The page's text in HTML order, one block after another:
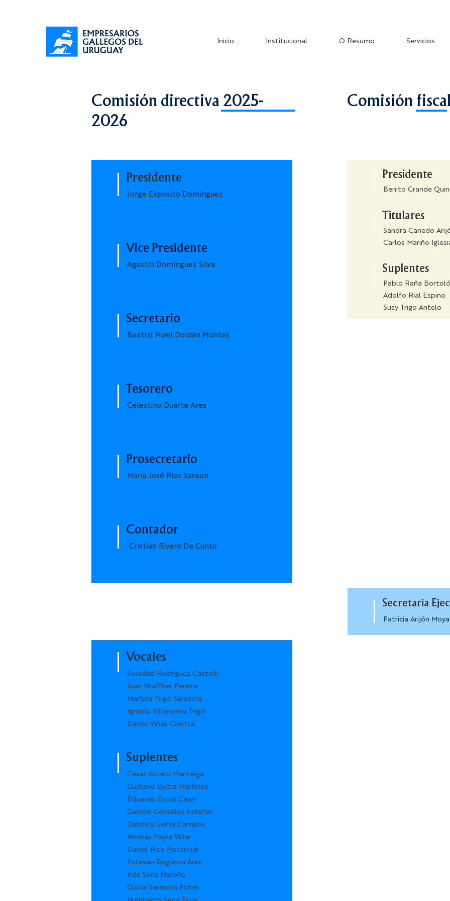
Inicio Institucional O Resumo Servicios
Comisión directiva 2025-
2026
Comisión fiscal
Presidente
Jorge Expósito Domínguez
Vice Presidente
Agustín Domínguez Silva
Secretario
Beatriz Noel Doldán Montes
Tesorero
Celestino Duarte Ares
Prosecretario
María José Ríos Sanson
Contador
Cristian Rivero De Cunto
Presidente
Benito Grande
Titulares
Sandra Canedo
Carlos Mariño
Suplentes
Pablo Raña
Adolfo Rial Espino
Susy Trigo Antelo
Secretaria
Patricia Arijón Moya
Vocales
Soledad Rodríguez Castelli
Juan Shaffner Pereira
Martina Trigo Sarasola
Ignacio Villanueva Trigo
Daniel Viñas Civetta
Suplentes
César Antelo Manteiga
Gustavo Dutra Martínez
Eduardo Ercoli Cean
Gastón González Estefan
Gabriela Lema Campos
Nicolás Payra Villar
Daniel Rico Pissarouk
Estevan Regueira Ares
Inés Sanz Maroño
Gloria Sarasola Pichel
Humberto Sena Fiore